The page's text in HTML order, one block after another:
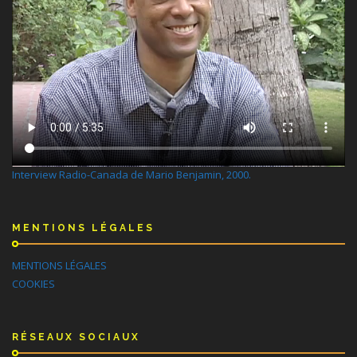
Interview Radio-Canada de Mario Benjamin, 2000.
MENTIONS LÉGALES
MENTIONS LÉGALES
COOKIES
RÉSEAUX SOCIAUX